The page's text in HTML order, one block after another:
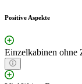
Positive Aspekte
Einzelkabinen ohne